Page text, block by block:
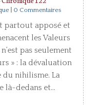
| 0 Commentaires
partout apposé et
les Valeurs
pas seulement
» : la dévaluation
du nihilisme. La
là-dedans et...